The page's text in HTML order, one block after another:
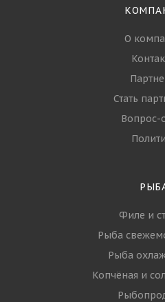
О
Стать
Вопрос-
Филе и
Рыба
Рыба
Копчёная и